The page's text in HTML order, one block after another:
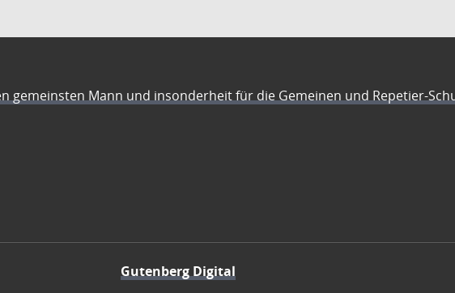
gemeinsten Mann und insonderheit für die Gemeinen und Repetier-
Gutenberg Digital